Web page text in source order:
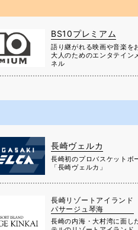
BS10プレミアム
語り継がれる映画や音楽を
大人のためのエンタテイン
ネル
長崎ヴェルカ
長崎初のプロバスケットボ
「長崎ヴェルカ」
長崎リゾートアイランド
パサージュ琴海
長崎の内海・大村湾に面し